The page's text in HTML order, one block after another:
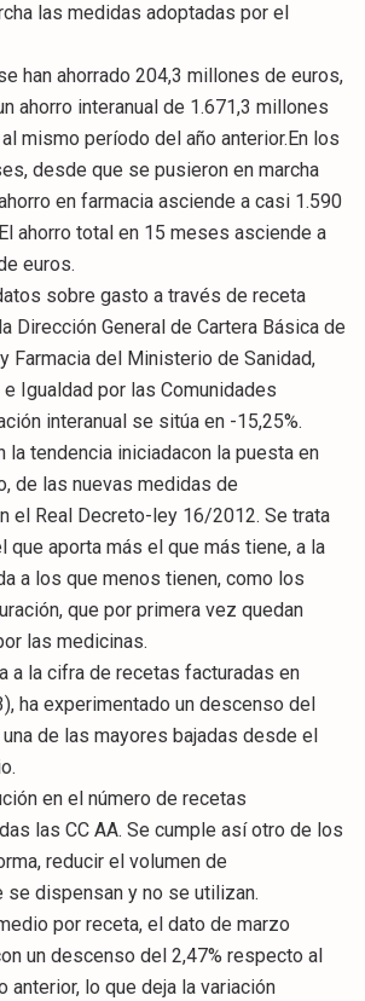
las medidas adoptadas por el
han ahorrado 204,3 millones de euros,
ahorro interanual de 1.671,3 millones
mismo período del año anterior.En los
desde que se pusieron en marcha
en farmacia asciende a casi 1.590
ahorro total en 15 meses asciende a
euros.
sobre gasto a través de receta
Dirección General de Cartera Básica de
Farmacia del Ministerio de Sanidad,
Igualdad por las Comunidades
interanual se sitúa en -15,25%.
la tendencia iniciadacon la puesta en
de las nuevas medidas de
el Real Decreto-ley 16/2012. Se trata
que aporta más el que más tiene, a la
a los que menos tienen, como los
que por primera vez quedan
las medicinas.
a la cifra de recetas facturadas en
ha experimentado un descenso del
de las mayores bajadas desde el
en el número de recetas
las CC AA. Se cumple así otro de los
reducir el volumen de
se dispensan y no se utilizan.
por receta, el dato de marzo
un descenso del 2,47% respecto al
anterior, lo que deja la variación